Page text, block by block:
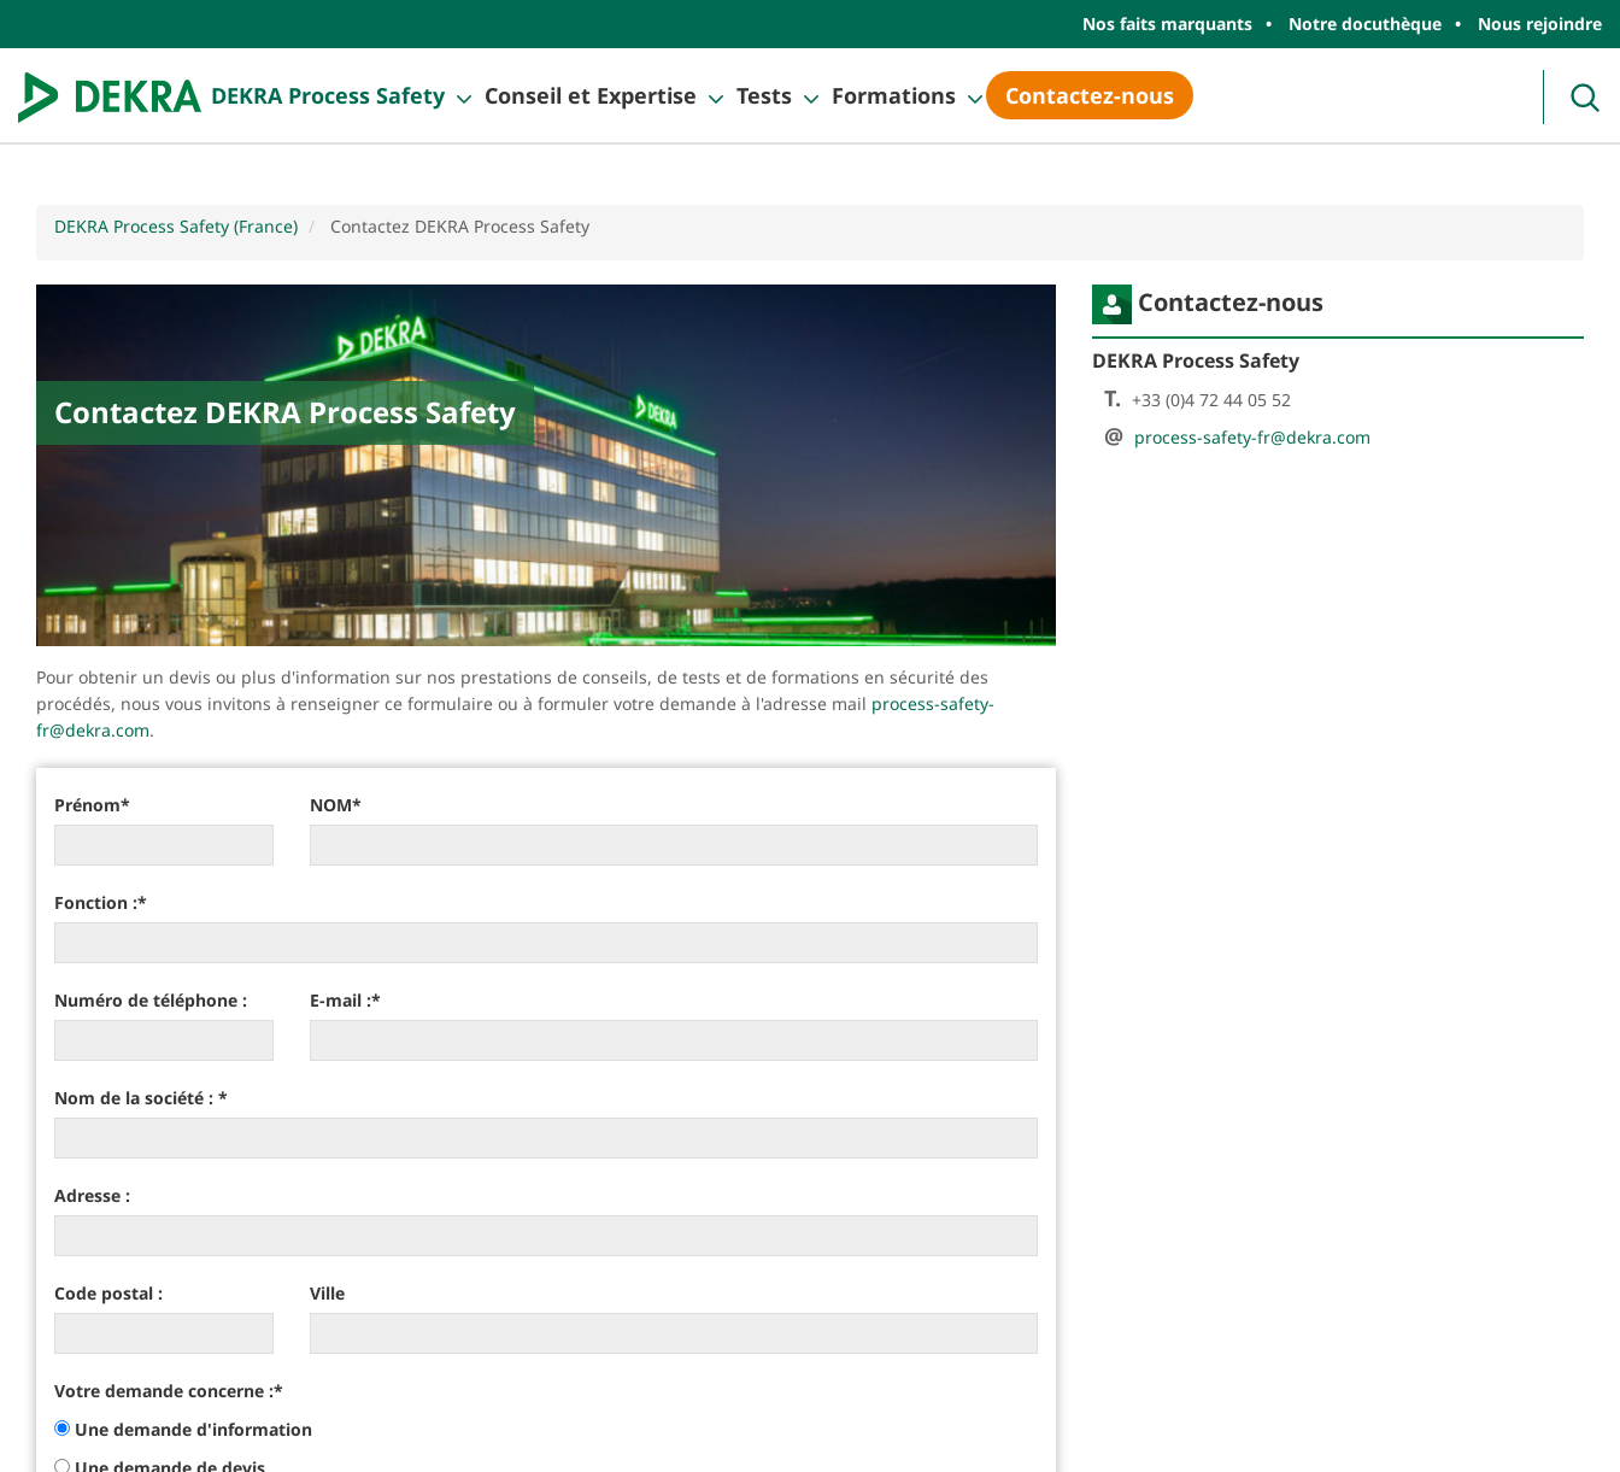
Nos faits marquants Notre docuthèque Nous rejoindre
DEKRA Process Safety Conseil et Expertise Tests Formations Contactez-nous
DEKRA Process Safety (France) Contactez DEKRA Process Safety
Contactez DEKRA Process Safety
Pour obtenir un devis ou plus d'information sur nos prestations de conseils, de tests et de formations en sécurité des
procédés, nous vous invitons à renseigner ce formulaire ou à formuler votre demande à l'adresse mail process-safety-
fr@dekra.com.
Prénom* NOM*
Fonction :*
Numéro de téléphone : E-mail :*
Nom de la société : *
Adresse :
Code postal : Ville
Votre demande concerne :*
Une demande d'information
Contactez-nous
DEKRA Process Safety
T. +33 (0)4 72 44 05 52
@ process-safety-fr@dekra.com